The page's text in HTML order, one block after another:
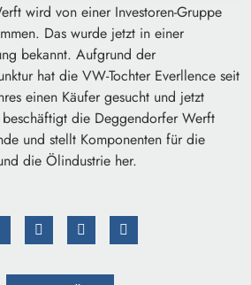
wird von einer Investoren-Gruppe
Das wurde jetzt in einer
bekannt. Aufgrund der
hat die VW-Tochter Everllence seit
einen Käufer gesucht und jetzt
die Deggendorfer Werft
und stellt Komponenten für die
die Ölindustrie her.